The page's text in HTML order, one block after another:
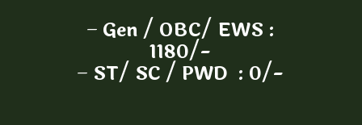
– Gen / OBC/ EWS :
1180/-
– ST/ SC / PWD : 0/-